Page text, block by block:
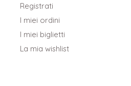
Registrati
I miei ordini
I miei biglietti
La mia wishlist